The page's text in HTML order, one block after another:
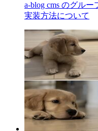
a-blog cms のグル
実装方法について